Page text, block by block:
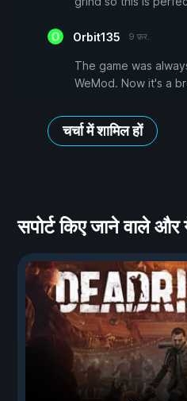
Orbit135 9 फ़र.
The game was
WeMod. Now it's a
चर्चा में शामिल हों
सपोर्ट किए जाने वाले